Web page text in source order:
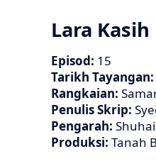
Lara Kasih
Episod: 15
Tarikh Tayangan:
Rangkaian:
Penulis Skrip:
Pengarah:
Produksi: Tanah